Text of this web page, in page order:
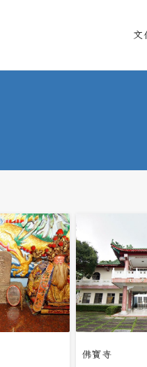
文
佛寶寺